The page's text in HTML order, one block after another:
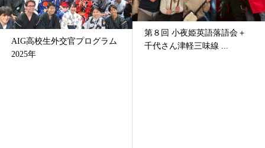
AIG高校生外交官プログラム
2025年
第８回 小夜姫英語落語会＋
千代さん津軽三味線 ...